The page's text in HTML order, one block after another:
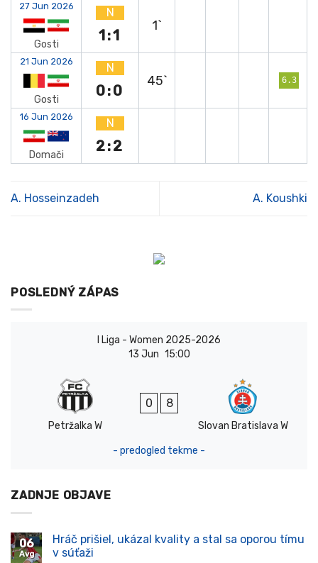
27 Jun 2026
Gosti
N
1:1
1`
21 Jun 2026
Gosti
N
0:0
45` 6.3
16 Jun 2026
Domači
N
2:2
A. Hosseinzadeh A. Koushki
POSLEDNÝ ZÁPAS
I Liga - Women 2025-2026
13 Jun 15:00
Petržalka W
0 8
Slovan Bratislava W
- predogled tekme -
ZADNJE OBJAVE
06
Avg
Hráč prišiel, ukázal kvality a stal sa oporou tímu
v súťaži